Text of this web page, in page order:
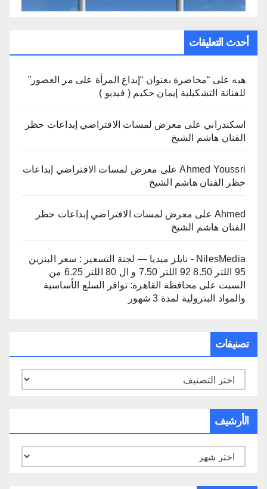
أحدث التعليقات
هبه على “محاضرة بعنوان “إبداع المرأة على مر العصور”
للفنانة التشكيلية إيمان حكيم ( فيديو )
اسكندراني على معرض لمسات الافتراضي إبداعات حظر
الفنان هاشم الشيخ
Ahmed Youssriعلى معرض لمسات الافتراضي إبداعات
حظر الفنان هاشم الشيخ
Ahmed على معرض لمسات الافتراضي إبداعات حظر
الفنان هاشم الشيخ
NilesMedia - نايلز ميديا — لجنة التسعير : سعر البنزين
95 اللتر 8.50 92 اللتر 7.50 و ال 80 اللتر 6.25 من
السبت على محافظة القاهرة: توافر السلع الأساسية
والمواد البترولية لمدة 3 شهور
تصنيفات
تصنيفات
الأرشيف
الأرشيف